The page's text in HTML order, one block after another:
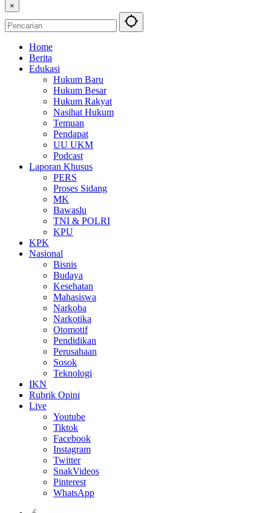
×
Home
Berita
Edukasi
Hukum Baru
Hukum Besar
Hukum Rakyat
Nasihat Hukum
Temuan
Pendapat
UU UKM
Podcast
Laporan Khusus
PERS
Proses Sidang
MK
Bawaslu
TNI & POLRI
KPU
KPK
Nasional
Bisnis
Budaya
Kesehatan
Mahasiswa
Narkoba
Narkotika
Otomotif
Pendidikan
Perusahaan
Sosok
Teknologi
IKN
Rubrik Opini
Live
Youtube
Tiktok
Facebook
Instagram
Twitter
SnakVideos
Pinterest
WhatsApp